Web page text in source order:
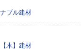
ブル建材
木】建材